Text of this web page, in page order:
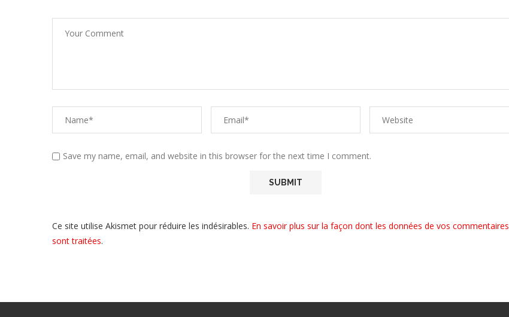
Save my name, email, and website in this browser for the next time I comment.
Ce site utilise Akismet pour réduire les indésirables. En savoir plus sur la façon dont les données de vos commentaires
sont traitées.